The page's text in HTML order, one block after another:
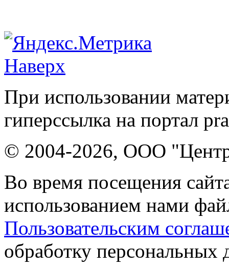
Наверх
При использовании
гиперссылка на портал
© 2004-2026, ООО "Центр
Во время посещения
использованием нами
Пользовательским
обработку персональных